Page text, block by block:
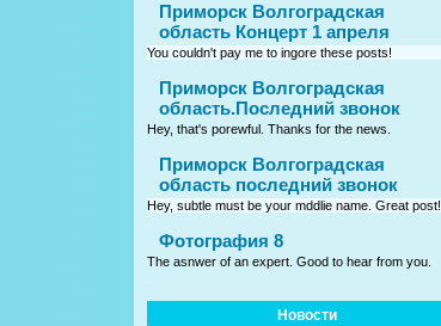
Приморск Волгоградская
область Концерт 1 апреля
You couldn't pay me to ingore these posts!
Приморск Волгоградская
область.Последний звонок
Hey, that's porewful. Thanks for the news.
Приморск Волгоградская
область последний звонок
Hey, subtle must be your mddlie name. Great post!
Фотография 8
The asnwer of an expert. Good to hear from you.
Новости